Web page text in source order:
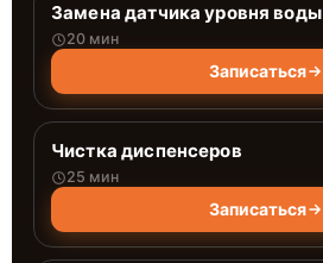
Замена датчика уровня воды
20 мин
Записаться
Чистка диспенсеров
25 мин
Записаться